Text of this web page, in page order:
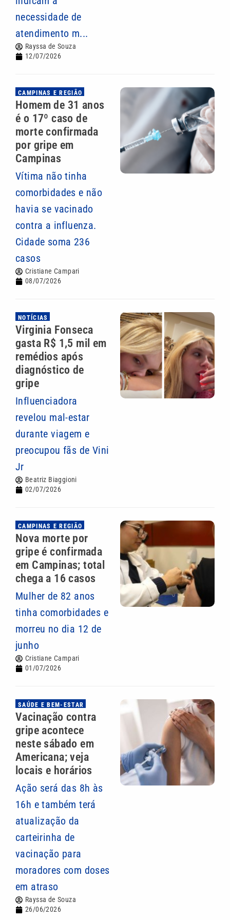
necessidade de
atendimento m...
Rayssa de Souza
12/07/2026
CAMPINAS E REGIÃO
Homem de 31 anos
é o 17º caso de
morte confirmada
por gripe em
Campinas
Vítima não tinha
comorbidades e não
havia se vacinado
contra a influenza.
Cidade soma 236
casos
Cristiane Campari
08/07/2026
NOTÍCIAS
Virginia Fonseca
gasta R$ 1,5 mil em
remédios após
diagnóstico de
gripe
Influenciadora
revelou mal-estar
durante viagem e
preocupou fãs de Vini
Jr
Beatriz Biaggioni
02/07/2026
CAMPINAS E REGIÃO
Nova morte por
gripe é confirmada
em Campinas; total
chega a 16 casos
Mulher de 82 anos
tinha comorbidades e
morreu no dia 12 de
junho
Cristiane Campari
01/07/2026
SAÚDE E BEM-ESTAR
Vacinação contra
gripe acontece
neste sábado em
Americana; veja
locais e horários
Ação será das 8h às
16h e também terá
atualização da
carteirinha de
vacinação para
moradores com doses
em atraso
Rayssa de Souza
26/06/2026